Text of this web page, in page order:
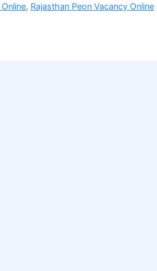
, Rajasthan Peon Vacancy Online